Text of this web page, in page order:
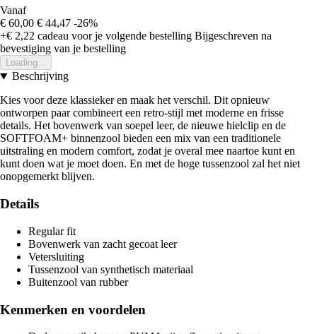
Vanaf
€ 60,00 € 44,47 -26%
+€ 2,22 cadeau voor je volgende bestelling Bijgeschreven na
bevestiging van je bestelling
Loading...
Beschrijving
Kies voor deze klassieker en maak het verschil. Dit opnieuw
ontworpen paar combineert een retro-stijl met moderne en frisse
details. Het bovenwerk van soepel leer, de nieuwe hielclip en de
SOFTFOAM+ binnenzool bieden een mix van een traditionele
uitstraling en modern comfort, zodat je overal mee naartoe kunt en
kunt doen wat je moet doen. En met de hoge tussenzool zal het niet
onopgemerkt blijven.
Details
Regular fit
Bovenwerk van zacht gecoat leer
Vetersluiting
Tussenzool van synthetisch materiaal
Buitenzool van rubber
Kenmerken en voordelen